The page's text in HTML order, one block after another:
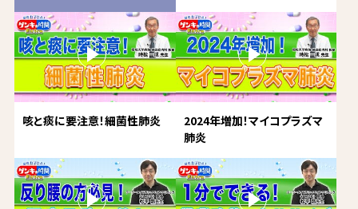
咳と痰に要注意！細菌性肺炎
2024年増加！マイコプラズマ
肺炎